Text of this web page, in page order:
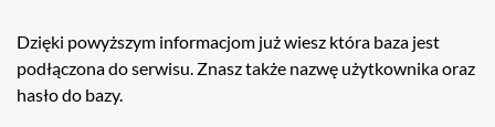
Dzięki powyższym informacjom już wiesz która baza jest
podłączona do serwisu. Znasz także nazwę użytkownika oraz
hasło do bazy.